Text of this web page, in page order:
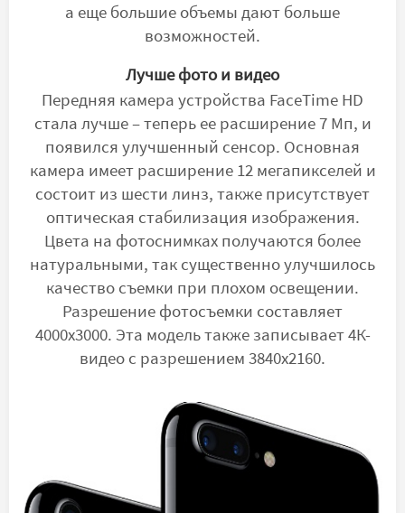
а еще большие объемы дают больше
возможностей.
Лучше фото и видео
Передняя камера устройства FaceTime HD
стала лучше – теперь ее расширение 7 Мп, и
появился улучшенный сенсор. Основная
камера имеет расширение 12 мегапикселей и
состоит из шести линз, также присутствует
оптическая стабилизация изображения.
Цвета на фотоснимках получаются более
натуральными, так существенно улучшилось
качество съемки при плохом освещении.
Разрешение фотосъемки составляет
4000х3000. Эта модель также записывает 4К-
видео с разрешением 3840х2160.